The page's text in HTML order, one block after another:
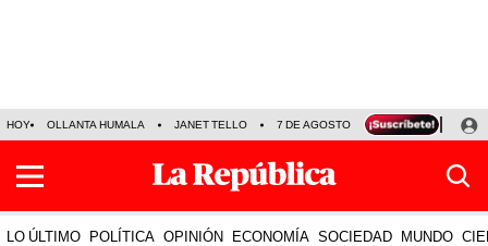
HOY OLLANTA HUMALA JANET TELLO 7 DE AGOSTO TINKA RESULTADOS
LO ÚLTIMO POLÍTICA OPINIÓN ECONOMÍA SOCIEDAD MUNDO